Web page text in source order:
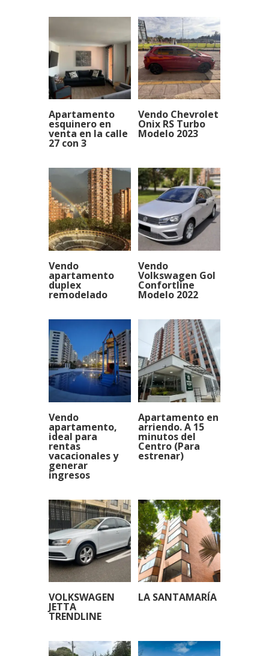
Apartamento
esquinero en
venta en la calle
27 con 3
Vendo Chevrolet
Onix RS Turbo
Modelo 2023
Vendo
apartamento
duplex
remodelado
Vendo
Volkswagen Gol
Confortline
Modelo 2022
Vendo
apartamento,
ideal para
rentas
vacacionales y
generar
ingresos
Apartamento en
arriendo. A 15
minutos del
Centro (Para
estrenar)
VOLKSWAGEN
JETTA
TRENDLINE
LA SANTAMARÍA